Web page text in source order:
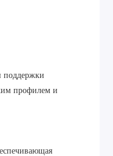
поддержки
профилем и